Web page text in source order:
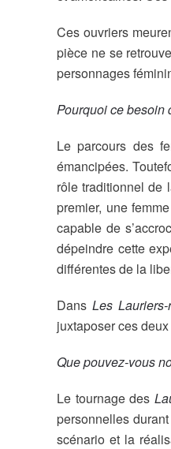
Ces ouvriers
pièce ne se
personnages
Pourquoi ce besoin
Le parcours des
émancipées.
rôle traditionnel de
premier, une
capable de
dépeindre cette
différentes de la
DansLes
juxtaposer ces
Que pouvez-vous
Le tournage des
personnelles
scénario et la